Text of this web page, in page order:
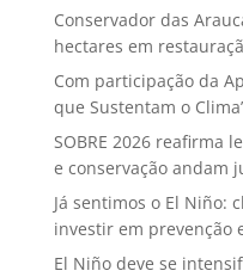
Conservador das
hectares em
Com participação da
que Sustentam o
SOBRE 2026 reafirma
e conservação andam
Já sentimos o El Niño:
investir em prevenção
El Niño deve se